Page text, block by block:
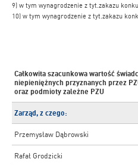
9) w tym wynagrodzenie z tyt.zakazu
10) w tym wynagrodzenie z tyt.zakazu
Całkowita szacunkowa wartość
niepieniężnych przyznanych przez
oraz podmioty zależne PZU
Zarząd, z czego:
Przemysław Dąbrowski
Rafał Grodzicki